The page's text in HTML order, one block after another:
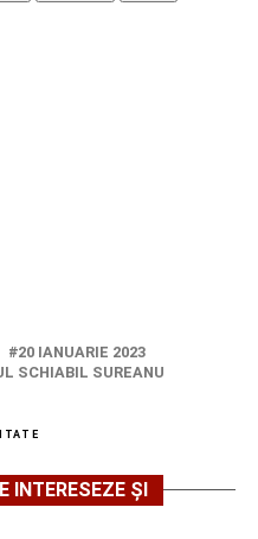
20 IANUARIE 2023
SCHIABIL SUREANU
INTERESEZE ȘI